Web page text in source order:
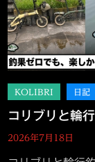
コリブリと輪
2026年7月18日